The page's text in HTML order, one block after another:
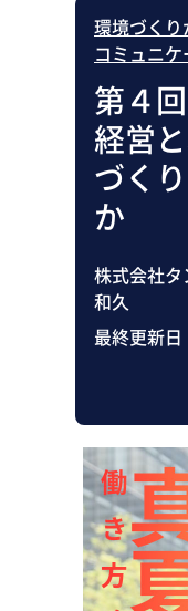
環境づく
コミュニ
第４
経営
づく
か
株式会社
和久
最終更新日